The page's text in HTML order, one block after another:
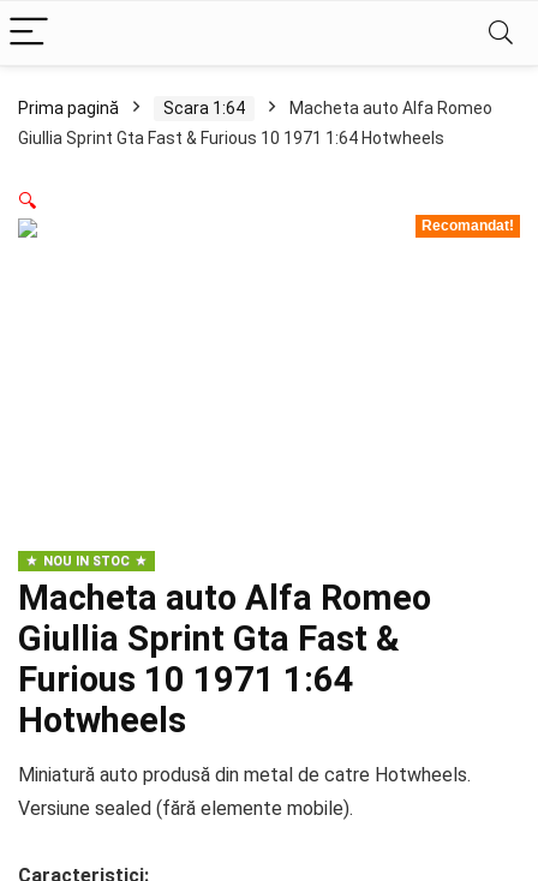
Prima pagină Scara 1:64
Macheta auto Alfa Romeo
Giullia Sprint Gta Fast & Furious 10 1971 1:64 Hotwheels
Recomandat!
🔍
NOU IN STOC
Macheta auto Alfa Romeo
Giullia Sprint Gta Fast &
Furious 10 1971 1:64
Hotwheels
Miniatură auto produsă din metal de catre Hotwheels.
Versiune sealed (fără elemente mobile).
Caracteristici: